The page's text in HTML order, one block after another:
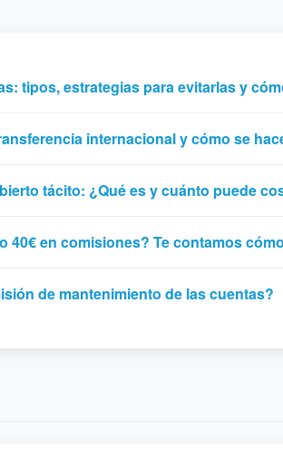
tipos, estrategias para evitarlas y
internacional y cómo se
tácito: ¿Qué es y cuánto puede
40€ en comisiones? Te contamos
de mantenimiento de las cuentas?